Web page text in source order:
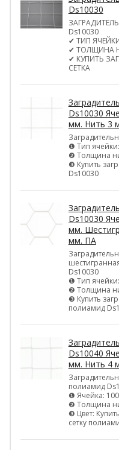
Ds10030
Ds10030
✔ ТИП
✔ ТОЛЩИНА
✔ КУПИТЬ
СЕТКА
Ds10030
мм. Нить 3
❶ Тип
❷ Толщина
❸ Купить
Ds10030
Ds10030
мм.
мм. ПА
Ds10030
❶ Тип
❷ Толщина
❸ Купить
полиамид
Ds10040
мм. Нить 4
полиамид
❶ Ячейка:
❷ Толщина
❸ Цвет:
сетку